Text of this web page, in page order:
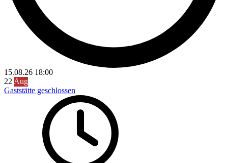
15.08.26 18:00
22 Aug
Gaststätte geschlossen